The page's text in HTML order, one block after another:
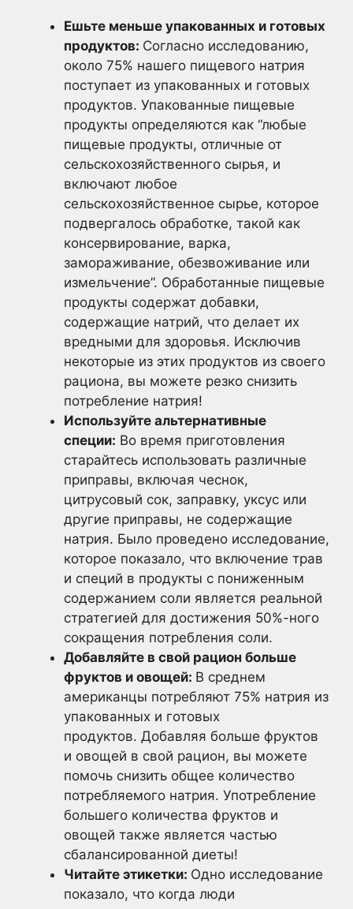
Ешьте меньше упакованных и готовых
продуктов: Согласно исследованию,
около 75% нашего пищевого натрия
поступает из упакованных и готовых
продуктов. Упакованные пищевые
продукты определяются как “любые
пищевые продукты, отличные от
сельскохозяйственного сырья, и
включают любое
сельскохозяйственное сырье, которое
подвергалось обработке, такой как
консервирование, варка,
замораживание, обезвоживание или
измельчение”. Обработанные пищевые
продукты содержат добавки,
содержащие натрий, что делает их
вредными для здоровья. Исключив
некоторые из этих продуктов из своего
рациона, вы можете резко снизить
потребление натрия!
Используйте альтернативные
специи: Во время приготовления
старайтесь использовать различные
приправы, включая чеснок,
цитрусовый сок, заправку, уксус или
другие приправы, не содержащие
натрия. Было проведено исследование,
которое показало, что включение трав
и специй в продукты с пониженным
содержанием соли является реальной
стратегией для достижения 50%-ного
сокращения потребления соли.
Добавляйте в свой рацион больше
фруктов и овощей: В среднем
американцы потребляют 75% натрия из
упакованных и готовых
продуктов. Добавляя больше фруктов
и овощей в свой рацион, вы можете
помочь снизить общее количество
потребляемого натрия. Употребление
большего количества фруктов и
овощей также является частью
сбалансированной диеты!
Читайте этикетки: Одно исследование
показало, что когда люди